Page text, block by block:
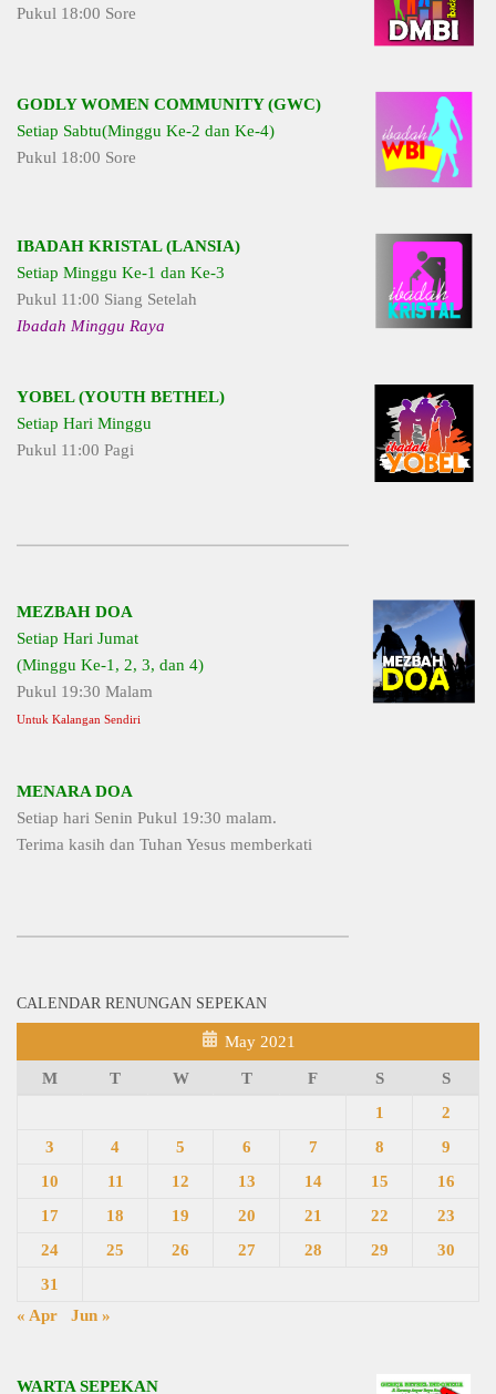
Pukul 18:00 Sore
GODLY WOMEN COMMUNITY (GWC)
Setiap Sabtu(Minggu Ke-2 dan Ke-4)
Pukul 18:00 Sore
IBADAH KRISTAL (LANSIA)
Setiap Minggu Ke-1 dan Ke-3
Pukul 11:00 Siang Setelah
Ibadah Minggu Raya
YOBEL (YOUTH BETHEL)
Setiap Hari Minggu
Pukul 11:00 Pagi
MEZBAH DOA
Setiap Hari Jumat
(Minggu Ke-1, 2, 3, dan 4)
Pukul 19:30 Malam
Untuk Kalangan Sendiri
MENARA DOA
Setiap hari Senin Pukul 19:30 malam.
Terima kasih dan Tuhan Yesus memberkati
CALENDAR RENUNGAN SEPEKAN
May 2021
M T W T F S
S
1
2
3
4 5 6 7 8
9
10
11 12 13 14 15
16
17
18 19 20 21 22
23
24
25 26 27 28 29
30
31
« Apr
Jun »
WARTA SEPEKAN